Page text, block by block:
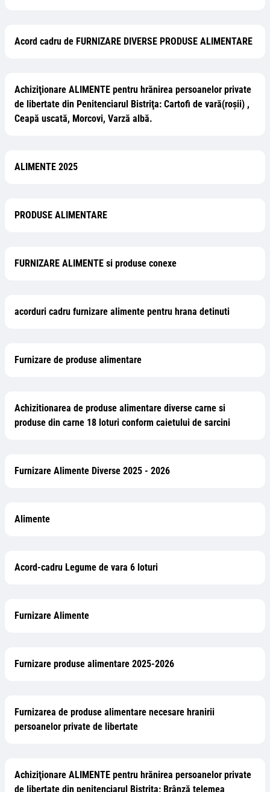
Acord cadru de FURNIZARE DIVERSE PRODUSE ALIMENTARE
Achiziţionare ALIMENTE pentru hrănirea persoanelor private
de libertate din Penitenciarul Bistriţa: Cartofi de vară(roșii) ,
Ceapă uscată, Morcovi, Varză albă.
ALIMENTE 2025
PRODUSE ALIMENTARE
FURNIZARE ALIMENTE si produse conexe
acorduri cadru furnizare alimente pentru hrana detinuti
Furnizare de produse alimentare
Achizitionarea de produse alimentare diverse carne si
produse din carne 18 loturi conform caietului de sarcini
Furnizare Alimente Diverse 2025 - 2026
Alimente
Acord-cadru Legume de vara 6 loturi
Furnizare Alimente
Furnizare produse alimentare 2025-2026
Furnizarea de produse alimentare necesare hranirii
persoanelor private de libertate
Achiziţionare ALIMENTE pentru hrănirea persoanelor private
de libertate din penitenciarul Bistriţa: Brânză telemea